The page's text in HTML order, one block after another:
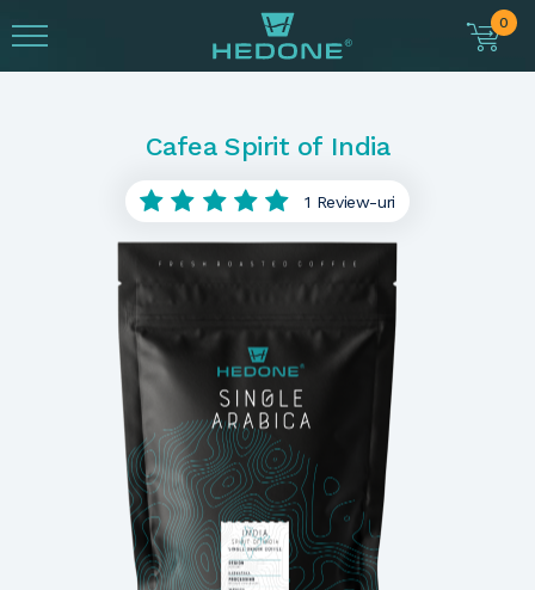
0
Cafea Spirit of India
1 Review-uri